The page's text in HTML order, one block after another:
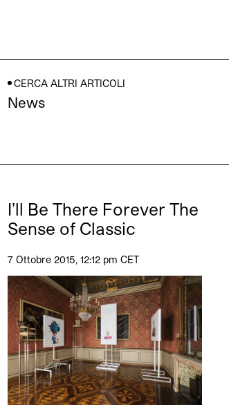
CERCA ALTRI ARTICOLI
News
I’ll Be There Forever The
Sense of Classic
7 Ottobre 2015, 12:12 pm CET